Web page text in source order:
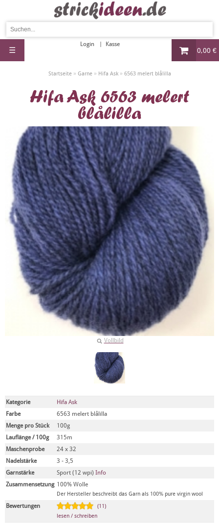
0,00 €
Login Kasse
☰
Startseite» Garne» Hifa Ask» 6563 melert blålilla
Hifa Ask 6563 melert
blålilla
Vollbild
Kategorie
Hifa Ask
Farbe
6563 melert blålilla
Menge pro Stück
100g
Lauflänge / 100g
315m
Maschenprobe
24 x 32
Nadelstärke
3 - 3,5
Garnstärke
Sport (12 wpi) Info
Zusammensetzung 100% Wolle
Der Hersteller beschreibt das Garn als 100% pure virgin wool
Bewertungen
(11)
lesen / schreiben